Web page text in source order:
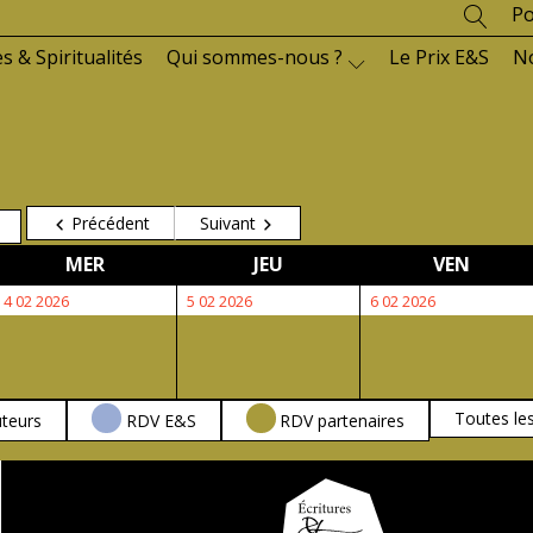
& Spiritualités
Qui sommes-nous ? Le Prix E&S
Précédent Suivant
MERMERCREDI JEUJEUDI VEN
4 02 20264
5 02 20265
6 02 20266
RDV E&S RDV partenaires Toutes